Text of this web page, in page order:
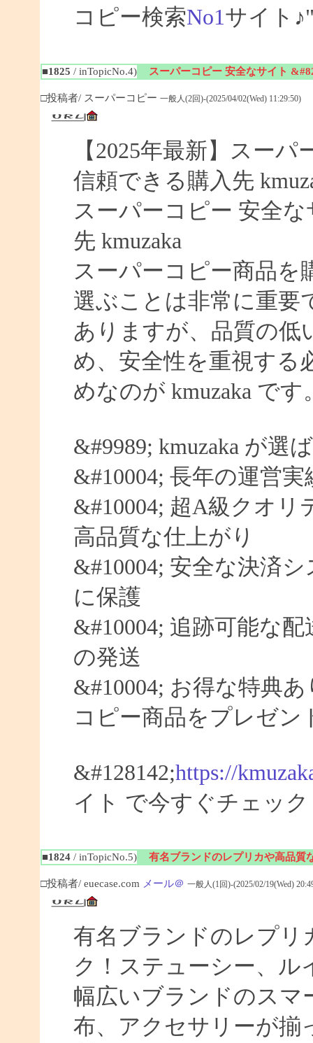
コピー検索No1サイト
■1825 / inTopicNo.4) スーパーコピー 安全なサイト
□投稿者/ スーパーコピー 一般人(2回)-(2025/04/02(Wed) 11:29:50)
【2025年最新】スー
信頼できる購入先
スーパーコピー 安全
先 kmuzaka
スーパーコピー商品を
選ぶことは非常に重要
ありますが、品質の低
め、安全性を重視する
めなのが kmuzaka です
&#9989; kmuzaka が選
&#10004; 長年の運営
&#10004; 超A級クオリ
高品質な仕上がり
&#10004; 安全な決済
に保護
&#10004; 追跡可能な
の発送
&#10004; お得な特典
コピー商品をプレゼン
&#128142;https://
イト で今すぐチェック
■1824/ inTopicNo.5) 有名ブランドのレプリカや高品質
□投稿者/ euecase.com メール＠ 一般人(1回)-(2025/02/19(Wed)
有名ブランドのレプリ
ク！ステューシー、ル
幅広いブランドのスマ
布、アクセサリーが揃